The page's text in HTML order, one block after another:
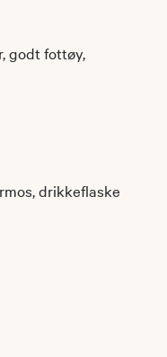
godt fottøy,
drikkeflaske